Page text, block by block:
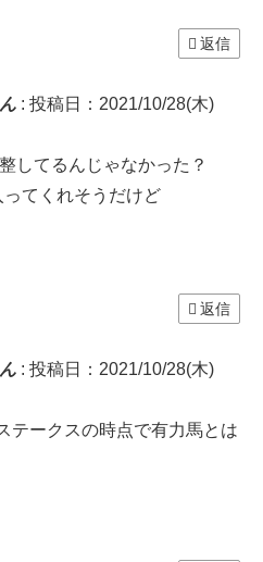
返信
: 投稿日：2021/10/28(木)
してるんじゃなかった？
てくれそうだけど
返信
: 投稿日：2021/10/28(木)
テークスの時点で有力馬とは